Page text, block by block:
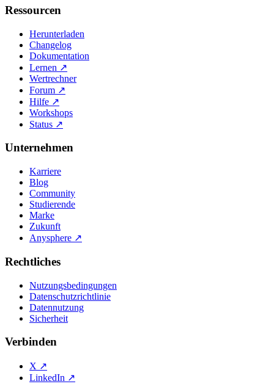
Ressourcen
Herunterladen
Changelog
Dokumentation
Lernen ↗
Wertrechner
Forum ↗
Hilfe ↗
Workshops
Status ↗
Unternehmen
Karriere
Blog
Community
Studierende
Marke
Zukunft
Anysphere ↗
Rechtliches
Nutzungsbedingungen
Datenschutzrichtlinie
Datennutzung
Sicherheit
Verbinden
X ↗
LinkedIn ↗